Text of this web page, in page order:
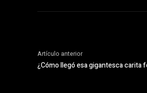
Artículo anterior
¿Cómo llegó esa gigantesca carita